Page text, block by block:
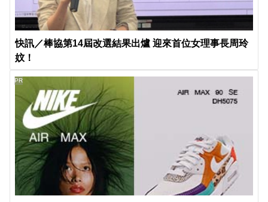
快訊／棒協第14屆改選結果出爐 迎來首位女理事長周玲
妏！
PR